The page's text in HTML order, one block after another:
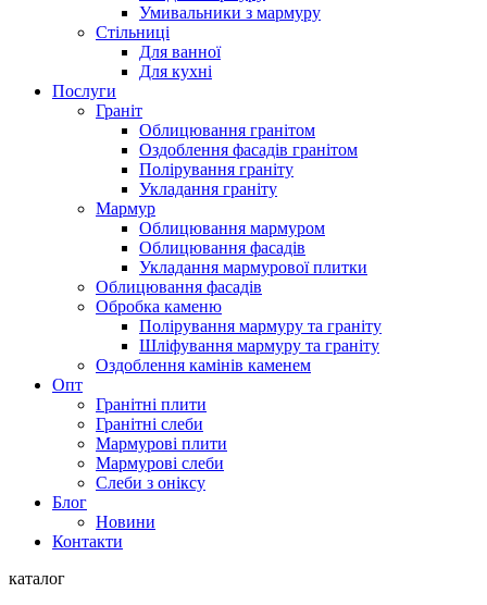
Умивальники з мармуру
Стільниці
Для ванної
Для кухні
Послуги
Граніт
Облицювання гранітом
Оздоблення фасадів гранітом
Полірування граніту
Укладання граніту
Мармур
Облицювання мармуром
Облицювання фасадів
Укладання мармурової плитки
Облицювання фасадів
Обробка каменю
Полірування мармуру та граніту
Шліфування мармуру та граніту
Оздоблення камінів каменем
Опт
Гранітні плити
Гранітні слеби
Мармурові плити
Мармурові слеби
Слеби з оніксу
Блог
Новини
Контакти
каталог